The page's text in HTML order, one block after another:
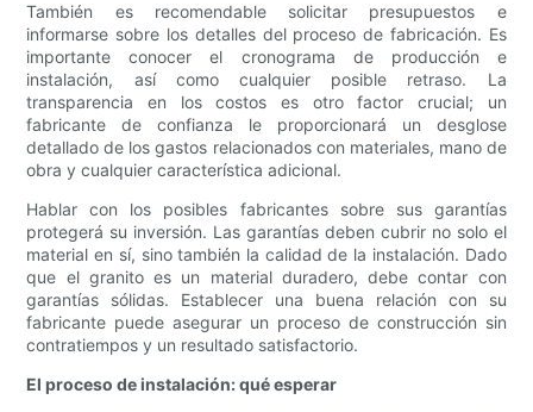
También es recomendable solicitar presupuestos e
informarse sobre los detalles del proceso de fabricación. Es
importante conocer el cronograma de producción e
instalación, así como cualquier posible retraso. La
transparencia en los costos es otro factor crucial; un
fabricante de confianza le proporcionará un desglose
detallado de los gastos relacionados con materiales, mano de
obra y cualquier característica adicional.
Hablar con los posibles fabricantes sobre sus garantías
protegerá su inversión. Las garantías deben cubrir no solo el
material en sí, sino también la calidad de la instalación. Dado
que el granito es un material duradero, debe contar con
garantías sólidas. Establecer una buena relación con su
fabricante puede asegurar un proceso de construcción sin
contratiempos y un resultado satisfactorio.
El proceso de instalación: qué esperar